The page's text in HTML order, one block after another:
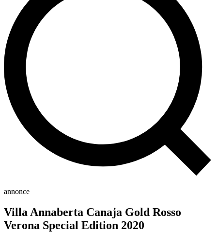
annonce
Villa Annaberta Canaja Gold Rosso
Verona Special Edition 2020